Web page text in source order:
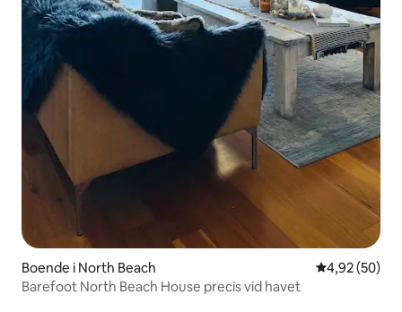
Boende i North Beach 4,92 av 5 i
4,92 (50)
Barefoot North Beach House precis vid havet